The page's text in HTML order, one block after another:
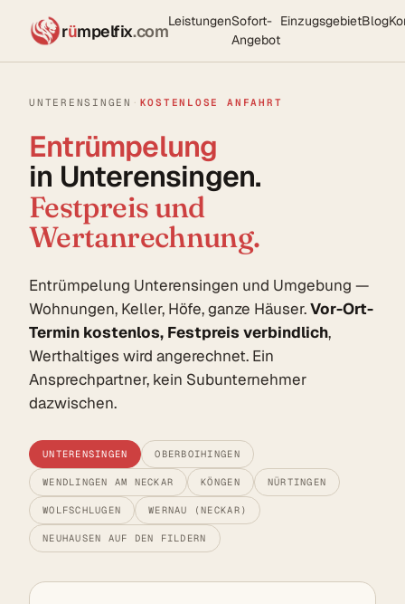
rümpelfix.comLeistungenSofort-
Angebot
EinzugsgebietBlog
UNTERENSINGEN · KOSTENLOSE ANFAHRT
Entrümpelung
in Unterensingen.
Festpreis und
Wertanrechnung.
Entrümpelung Unterensingen und Umgebung —
Wohnungen, Keller, Höfe, ganze Häuser.Vor-Ort-
Termin kostenlos, Festpreis verbindlich,
Werthaltiges wird angerechnet. Ein
Ansprechpartner, kein Subunternehmer
dazwischen.
UNTERENSINGEN OBERBOIHINGEN
WENDLINGEN AM NECKAR KÖNGEN NÜRTINGEN
WOLFSCHLUGEN WERNAU (NECKAR)
NEUHAUSEN AUF DEN FILDERN